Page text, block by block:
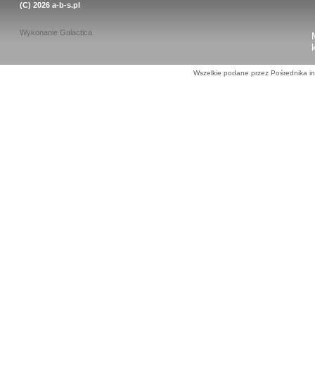
(C) 2026 a-b-s.pl
Wykonanie Galactica
Wszelkie podane przez Pośrednika